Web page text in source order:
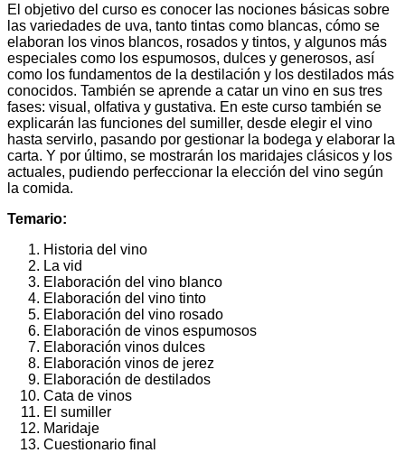
El objetivo del curso es conocer las nociones básicas sobre
las variedades de uva, tanto tintas como blancas, cómo se
elaboran los vinos blancos, rosados y tintos, y algunos más
especiales como los espumosos, dulces y generosos, así
como los fundamentos de la destilación y los destilados más
conocidos. También se aprende a catar un vino en sus tres
fases: visual, olfativa y gustativa. En este curso también se
explicarán las funciones del sumiller, desde elegir el vino
hasta servirlo, pasando por gestionar la bodega y elaborar la
carta. Y por último, se mostrarán los maridajes clásicos y los
actuales, pudiendo perfeccionar la elección del vino según
la comida.
Temario:
Historia del vino
La vid
Elaboración del vino blanco
Elaboración del vino tinto
Elaboración del vino rosado
Elaboración de vinos espumosos
Elaboración vinos dulces
Elaboración vinos de jerez
Elaboración de destilados
Cata de vinos
El sumiller
Maridaje
Cuestionario final